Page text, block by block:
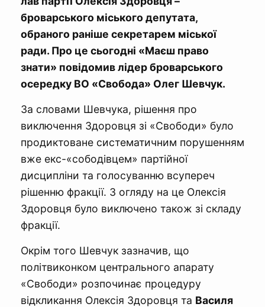
броварського міського депутата,
обраного раніше секретарем міської
ради. Про це сьогодні «Маєш право
знати» повідомив лідер броварського
осередку ВО «Свобода» Олег Шевчук.
За словами Шевчука, рішення про
виключення Здоровця зі «Свободи» було
продиктоване систематичним порушенням
вже екс-«сободівцем» партійної
дисципліни та голосуванню всупереч
рішенню фракції. З огляду на це Олексія
Здоровця було виключено також зі складу
фракції.
Окрім того Шевчук зазначив, що
політвиконком центрального апарату
«Свободи» розпочинає процедуру
відкликання Олексія Здоровця та Василя